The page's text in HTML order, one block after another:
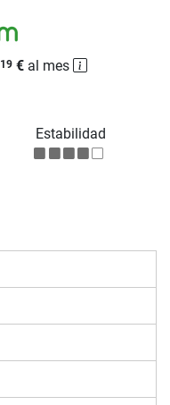
Estabilidad
19€al mes